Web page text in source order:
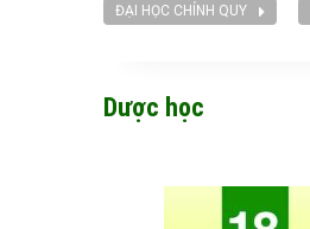
ĐẠI HỌC CHÍNH QUY
Dược học